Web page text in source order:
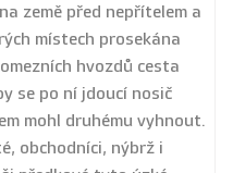
země před nepřítelem a
místech prosekána
hvozdů cesta
se po ní jdoucí nosič
mohl druhému vyhnout.
obchodníci, nýbrž i